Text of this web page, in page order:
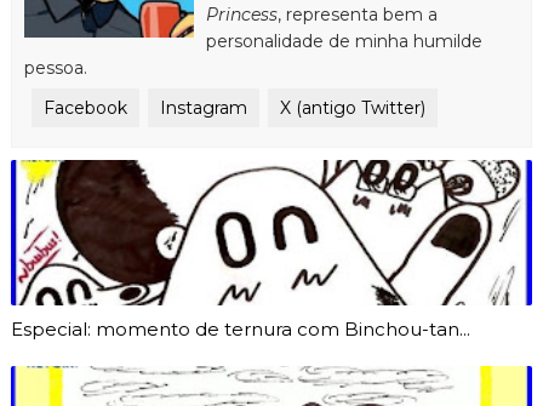
Princess, representa bem a
personalidade de minha humilde
pessoa.
Facebook
Instagram X (antigo Twitter)
Especial: momento de ternura com Binchou-tan...